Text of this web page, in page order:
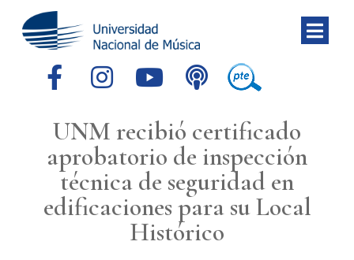
UNM recibió certificado
aprobatorio de inspección
técnica de seguridad en
edificaciones para su Local
Histórico